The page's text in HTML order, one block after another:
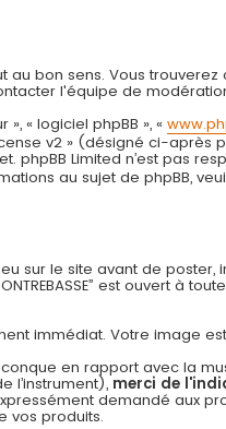
bon sens. Vous
l'équipe de
« logiciel phpBB », «
v2 » (désigné ci-après
phpBB Limited n’est pas
au sujet de phpBB,
sur le site avant de
est ouvert à
immédiat. Votre image
en rapport avec la
l’instrument), merci de
demandé aux
vos produits.